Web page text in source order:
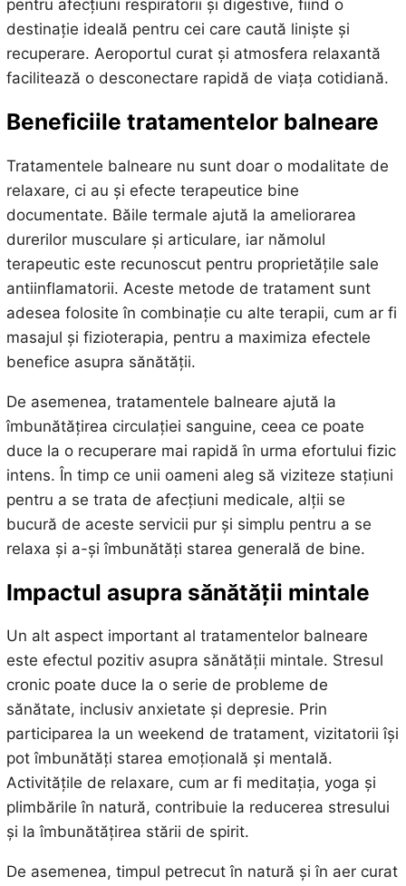
pentru afecțiuni respiratorii și digestive, fiind o
destinație ideală pentru cei care caută liniște și
recuperare. Aeroportul curat și atmosfera relaxantă
facilitează o desconectare rapidă de viața cotidiană.
Beneficiile tratamentelor balneare
Tratamentele balneare nu sunt doar o modalitate de
relaxare, ci au și efecte terapeutice bine
documentate. Băile termale ajută la ameliorarea
durerilor musculare și articulare, iar nămolul
terapeutic este recunoscut pentru proprietățile sale
antiinflamatorii. Aceste metode de tratament sunt
adesea folosite în combinație cu alte terapii, cum ar fi
masajul și fizioterapia, pentru a maximiza efectele
benefice asupra sănătății.
De asemenea, tratamentele balneare ajută la
îmbunătățirea circulației sanguine, ceea ce poate
duce la o recuperare mai rapidă în urma efortului fizic
intens. În timp ce unii oameni aleg să viziteze stațiuni
pentru a se trata de afecțiuni medicale, alții se
bucură de aceste servicii pur și simplu pentru a se
relaxa și a-și îmbunătăți starea generală de bine.
Impactul asupra sănătății mintale
Un alt aspect important al tratamentelor balneare
este efectul pozitiv asupra sănătății mintale. Stresul
cronic poate duce la o serie de probleme de
sănătate, inclusiv anxietate și depresie. Prin
participarea la un weekend de tratament, vizitatorii își
pot îmbunătăți starea emoțională și mentală.
Activitățile de relaxare, cum ar fi meditația, yoga și
plimbările în natură, contribuie la reducerea stresului
și la îmbunătățirea stării de spirit.
De asemenea, timpul petrecut în natură și în aer curat